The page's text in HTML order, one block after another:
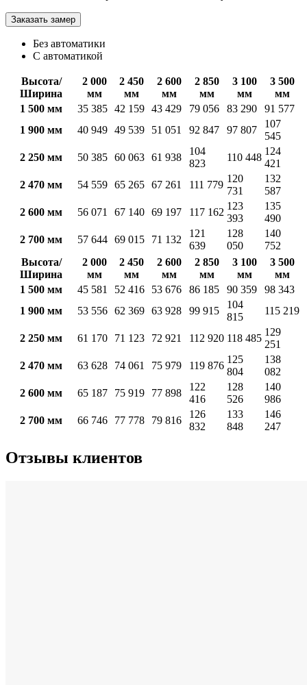
Заказать замер
Без автоматики
С автоматикой
Высота/
Ширина
2 000
мм
2 450
мм
2 600
мм
2 850
мм
3 100
мм
3 500
мм
1 500 мм
35 385 42 159 43 429 79 056 83 290
91 577
1 900 мм
40 949 49 539 51 051 92 847 97 807
107
545
2 250 мм
50 385 60 063 61 938
104
823
110 448
124
421
2 470 мм
54 559 65 265 67 261 111 779
120
731
132
587
2 600 мм
56 071 67 140 69 197 117 162
123
393
135
490
2 700 мм
57 644 69 015 71 132
121
639
128
050
140
752
Высота/
Ширина
2 000
мм
2 450
мм
2 600
мм
2 850
мм
3 100
мм
3 500
мм
1 500 мм
45 581 52 416 53 676 86 185 90 359
98 343
1 900 мм
53 556 62 369 63 928 99 915
104
815
115 219
2 250 мм 61 170 71 123 72 921 112 920 118 485
129
251
2 470 мм
63 628 74 061 75 979 119 876
125
804
138
082
2 600 мм
65 187 75 919 77 898
122
416
128
526
140
986
2 700 мм
66 746 77 778 79 816
126
832
133
848
146
247
Отзывы клиентов